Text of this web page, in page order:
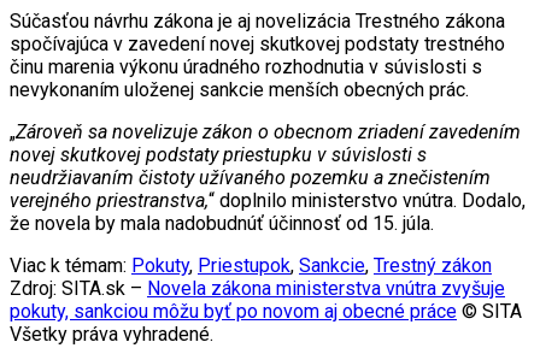
Súčasťou návrhu zákona je aj novelizácia Trestného zákona
spočívajúca v zavedení novej skutkovej podstaty trestného
činu marenia výkonu úradného rozhodnutia v súvislosti s
nevykonaním uloženej sankcie menších obecných prác.
„Zároveň sa novelizuje zákon o obecnom zriadení zavedením
novej skutkovej podstaty priestupku v súvislosti s
neudržiavaním čistoty užívaného pozemku a znečistením
verejného priestranstva,“ doplnilo ministerstvo vnútra. Dodalo,
že novela by mala nadobudnúť účinnosť od 15. júla.
Viac k témam: Pokuty, Priestupok, Sankcie, Trestný zákon
Zdroj: SITA.sk – Novela zákona ministerstva vnútra zvyšuje
pokuty, sankciou môžu byť po novom aj obecné práce © SITA
Všetky práva vyhradené.